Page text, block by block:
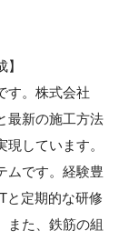
す。株式会社
最新の施工方法
しています。
ムです。経験豊
と定期的な研修
また、鉄筋の組